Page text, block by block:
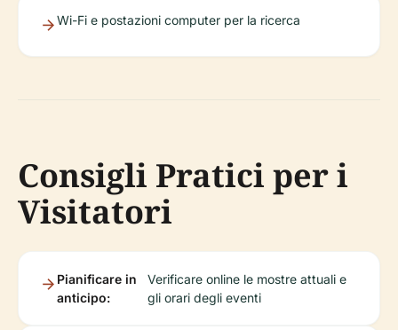
Wi-Fi e postazioni computer per la ricerca
Consigli Pratici per i
Visitatori
Pianificare in
anticipo:
Verificare online le mostre attuali e
gli orari degli eventi